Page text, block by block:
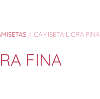
/ CAMISETA LICRA FINA
FINA